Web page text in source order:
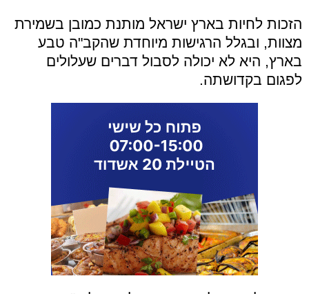
הזכות לחיות בארץ ישראל מותנת כמובן בשמירת
מצוות, ובגלל הרגישות מיוחדת שהקב"ה טבע
בארץ, היא לא יכולה לסבול דברים שעלולים
לפגום בקדושתה.